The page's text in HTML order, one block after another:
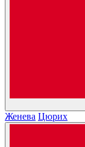
Женева Цюрих